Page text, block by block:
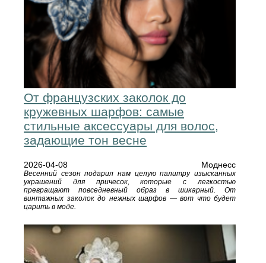
От французских заколок до
кружевных шарфов: самые
стильные аксессуары для волос,
задающие тон весне
2026-04-08 Моднесс
Весенний сезон подарил нам целую палитру изысканных
украшений для причесок, которые с легкостью
превращают повседневный образ в шикарный. От
винтажных заколок до нежных шарфов — вот что будет
царить в моде.